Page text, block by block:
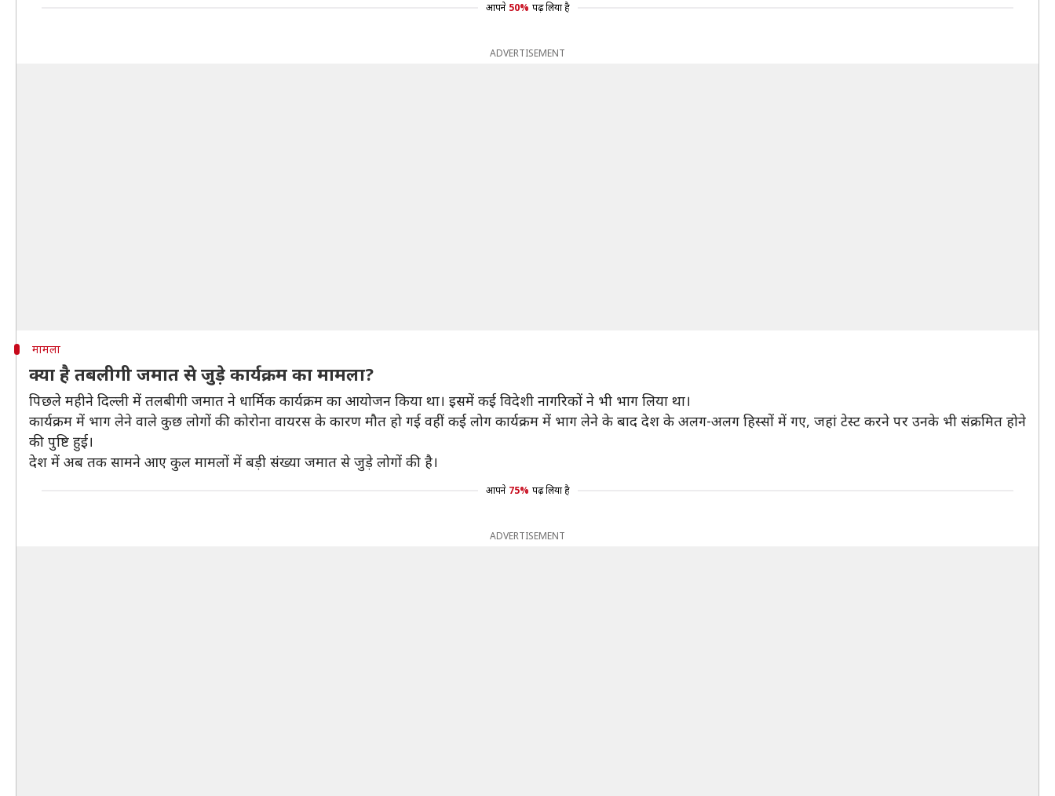
आपने 50% पढ़ लिया है
ADVERTISEMENT
मामला
क्या है तबलीगी जमात से जुड़े कार्यक्रम का मामला?
पिछले महीने दिल्ली में तलबीगी जमात ने धार्मिक कार्यक्रम का आयोजन किया था। इसमें कई विदेशी नागरिकों ने भी भाग लिया था।
कार्यक्रम में भाग लेने वाले कुछ लोगों की कोरोना वायरस के कारण मौत हो गई वहीं कई लोग कार्यक्रम में भाग लेने के बाद देश के अलग-अलग हिस्सों में गए, जहां टेस्ट करने पर उनके भी संक्रमित होने
की पुष्टि हुई।
देश में अब तक सामने आए कुल मामलों में बड़ी संख्या जमात से जुड़े लोगों की है।
आपने 75% पढ़ लिया है
ADVERTISEMENT